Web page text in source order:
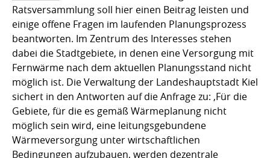
Ratsversammlung soll hier einen Beitrag leisten und
einige offene Fragen im laufenden Planungsprozess
beantworten. Im Zentrum des Interesses stehen
dabei die Stadtgebiete, in denen eine Versorgung mit
Fernwärme nach dem aktuellen Planungsstand nicht
möglich ist. Die Verwaltung der Landeshauptstadt Kiel
sichert in den Antworten auf die Anfrage zu: ‚Für die
Gebiete, für die es gemäß Wärmeplanung nicht
möglich sein wird, eine leitungsgebundene
Wärmeversorgung unter wirtschaftlichen
Bedingungen aufzubauen, werden dezentrale